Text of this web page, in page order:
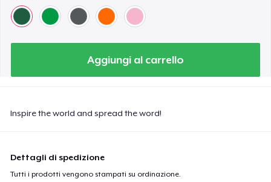
Aggiungi al carrello
Inspire the world and spread the word!
Dettagli di spedizione
Tutti i prodotti vengono stampati su ordinazione.